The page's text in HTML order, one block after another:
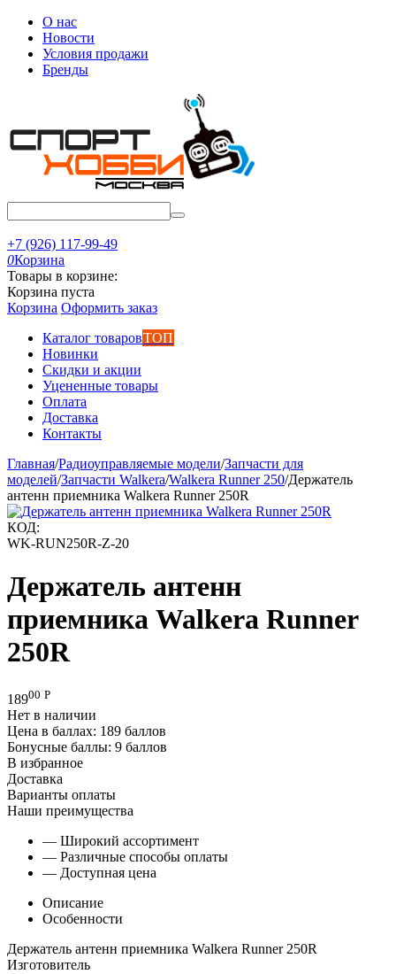
О нас
Новости
Условия продажи
Бренды
+7 (926) 117-99-49
0Корзина
Товары в корзине:
Корзина пуста
Корзина Оформить заказ
Каталог товаровТОП
Новинки
Скидки и акции
Уцененные товары
Оплата
Доставка
Контакты
Главная/Радиоуправляемые модели/Запчасти для
моделей/Запчасти Walkera/Walkera Runner 250/Держатель
антенн приемника Walkera Runner 250R
КОД:
WK-RUN250R-Z-20
Держатель антенн
приемника Walkera Runner
250R
18900 Р
Нет в наличии
Цена в баллах: 189 баллов
Бонусные баллы: 9 баллов
В избранное
Доставка
Варианты оплаты
Наши преимущества
— Широкий ассортимент
— Различные способы оплаты
— Доступная цена
Описание
Особенности
Держатель антенн приемника Walkera Runner 250R
Изготовитель